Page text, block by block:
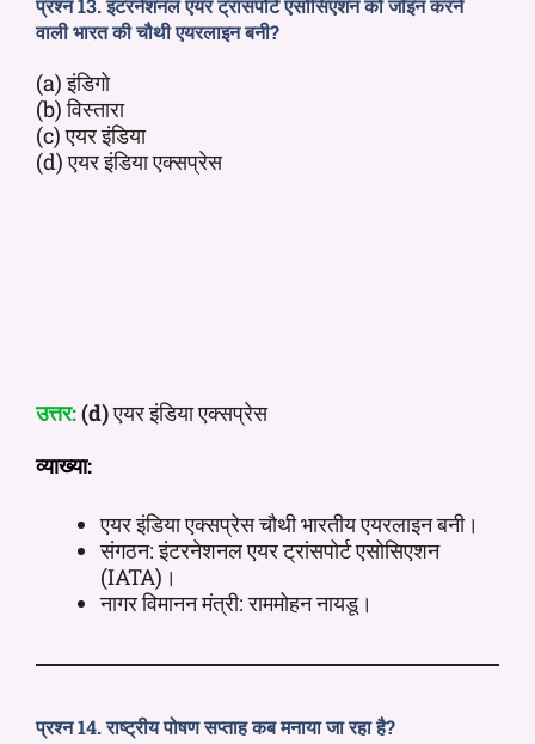
वाली भारत की चौथी एयरलाइन बनी?
(a) इंडिगो
(b) विस्तारा
(c) एयर इंडिया
(d) एयर इंडिया एक्सप्रेस
उत्तर:(d)एयर इंडिया एक्सप्रेस
व्याख्या:
एयर इंडिया एक्सप्रेस चौथी भारतीय एयरलाइन बनी।
संगठन: इंटरनेशनल एयर ट्रांसपोर्ट एसोसिएशन
(IATA)।
नागर विमानन मंत्री: राममोहन नायडू।
प्रश्न 14. राष्ट्रीय पोषण सप्ताह कब मनाया जा रहा है?